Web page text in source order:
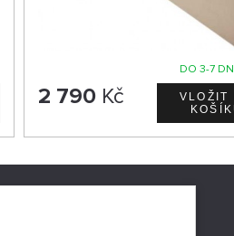
DO 3-7
2 790Kč